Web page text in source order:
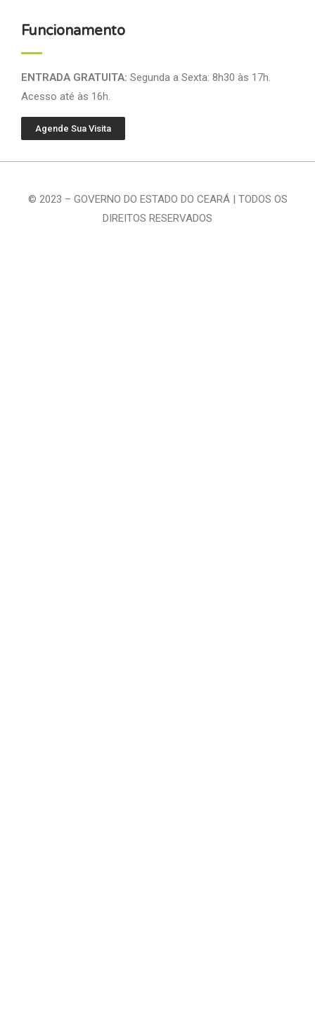
Funcionamento
ENTRADA GRATUITA: Segunda a Sexta: 8h30 às 17h.
Acesso até às 16h.
Agende Sua Visita
© 2023 – GOVERNO DO ESTADO DO CEARÁ | TODOS OS
DIREITOS RESERVADOS